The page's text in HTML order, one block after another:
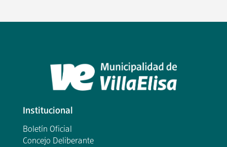
Institucional
Boletín Oficial
Concejo Deliberante